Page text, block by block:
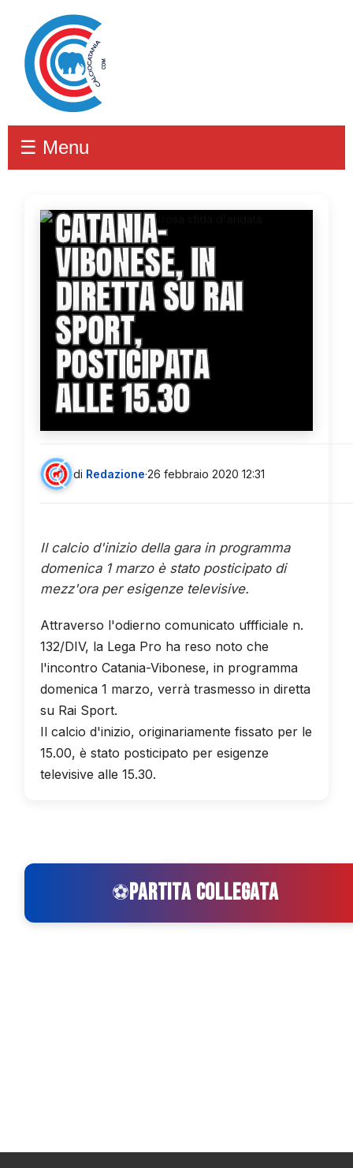
☰ Menu
CATANIA-
VIBONESE, IN
DIRETTA SU RAI
SPORT,
POSTICIPATA
ALLE 15.30
di Redazione·26 febbraio 2020 12:31
Il calcio d'inizio della gara in programma
domenica 1 marzo è stato posticipato di
mezz'ora per esigenze televisive.
Attraverso l'odierno comunicato uffficiale n.
132/DIV, la Lega Pro ha reso noto che
l'incontro Catania-Vibonese, in programma
domenica 1 marzo, verrà trasmesso in diretta
su Rai Sport.
Il calcio d'inizio, originariamente fissato per le
15.00, è stato posticipato per esigenze
televisive alle 15.30.
⚽PARTITA COLLEGATA